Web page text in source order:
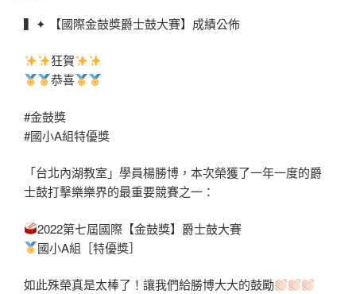
▍✦ 【國際金鼓獎爵士鼓大賽】成績公佈
狂賀
恭喜
#金鼓獎
#國小A組特優獎
「台北內湖教室」學員楊勝博，本次榮獲了一年一度的爵
士鼓打擊樂樂界的最重要競賽之一：
2022第七屆國際【金鼓獎】爵士鼓大賽
國小A組［特優獎］
如此殊榮真是太棒了！讓我們給勝博大大的鼓勵